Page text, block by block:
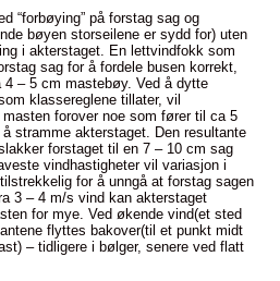
“forbøying” på forstag sag og
bøyen storseilene er sydd for) uten
i akterstaget. En lettvindfokk som
sag for å fordele busen korrekt,
– 5 cm mastebøy. Ved å dytte
klassereglene tillater, vil
forover noe som fører til ca 5
stramme akterstaget. Den resultante
forstaget til en 7 – 10 cm sag
vindhastigheter vil variasjon i
for å unngå at forstag sagen
3 – 4 m/s vind kan akterstaget
for mye. Ved økende vind(et sted
flyttes bakover(til et punkt midt
– tidligere i bølger, senere ved flatt